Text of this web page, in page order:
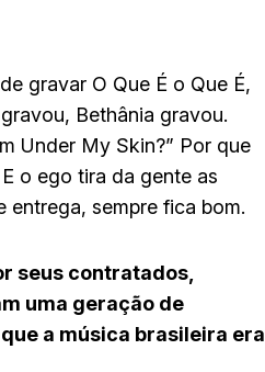
gravar O Que É o Que É,
Bethânia gravou.
Under My Skin?” Por que
o ego tira da gente as
sempre fica bom.
seus contratados,
uma geração de
a música brasileira era